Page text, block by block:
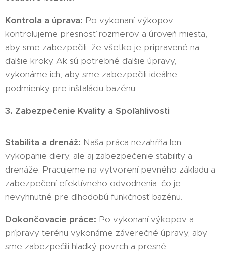
Kontrola a úprava: Po vykonaní výkopov
kontrolujeme presnosť rozmerov a úroveň miesta,
aby sme zabezpečili, že všetko je pripravené na
ďalšie kroky. Ak sú potrebné ďalšie úpravy,
vykonáme ich, aby sme zabezpečili ideálne
podmienky pre inštaláciu bazénu.
3. Zabezpečenie Kvality a Spoľahlivosti
Stabilita a drenáž: Naša práca nezahŕňa len
vykopanie diery, ale aj zabezpečenie stability a
drenáže. Pracujeme na vytvorení pevného základu a
zabezpečení efektívneho odvodnenia, čo je
nevyhnutné pre dlhodobú funkčnosť bazénu.
Dokončovacie práce: Po vykonaní výkopov a
prípravy terénu vykonáme záverečné úpravy, aby
sme zabezpečili hladký povrch a presné